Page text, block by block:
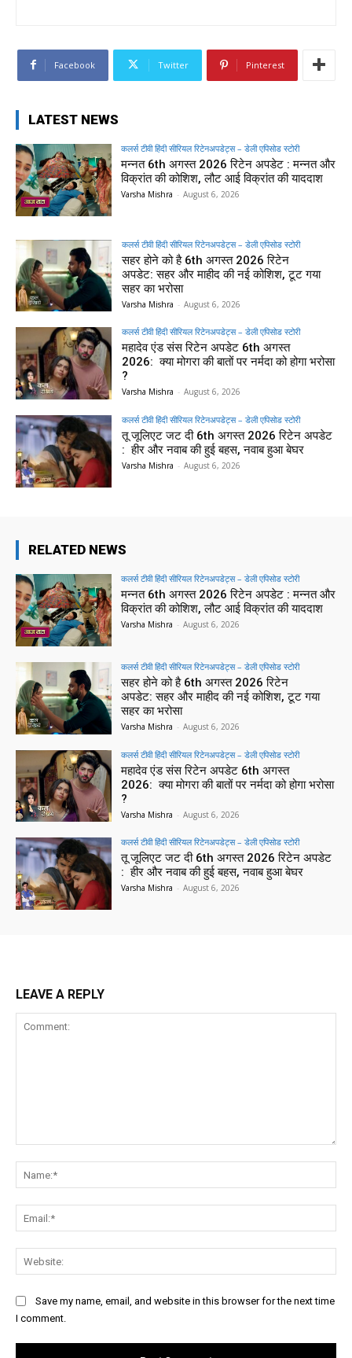
Facebook Twitter Pinterest
LATEST NEWS
कलर्स टीवी हिंदी सीरियल रिटेनअपडेट्स – डेली एपिसोड स्टोरी
मन्नत 6th अगस्त 2026 रिटेन अपडेट : मन्नत और
विक्रांत की कोशिश, लौट आई विक्रांत की याददाश
Varsha Mishra - August 6, 2026
कलर्स टीवी हिंदी सीरियल रिटेनअपडेट्स – डेली एपिसोड स्टोरी
सहर होने को है 6th अगस्त 2026 रिटेन
अपडेट: सहर और माहीद की नई कोशिश, टूट गया
सहर का भरोसा
Varsha Mishra - August 6, 2026
कलर्स टीवी हिंदी सीरियल रिटेनअपडेट्स – डेली एपिसोड स्टोरी
महादेव एंड संस रिटेन अपडेट 6th अगस्त
2026: क्या मोगरा की बातों पर नर्मदा को होगा भरोसा
?
Varsha Mishra - August 6, 2026
कलर्स टीवी हिंदी सीरियल रिटेनअपडेट्स – डेली एपिसोड स्टोरी
तू जूलिएट जट दी 6th अगस्त 2026 रिटेन अपडेट
: हीर और नवाब की हुई बहस, नवाब हुआ बेघर
Varsha Mishra - August 6, 2026
RELATED NEWS
कलर्स टीवी हिंदी सीरियल रिटेनअपडेट्स – डेली एपिसोड स्टोरी
मन्नत 6th अगस्त 2026 रिटेन अपडेट : मन्नत और
विक्रांत की कोशिश, लौट आई विक्रांत की याददाश
Varsha Mishra - August 6, 2026
कलर्स टीवी हिंदी सीरियल रिटेनअपडेट्स – डेली एपिसोड स्टोरी
सहर होने को है 6th अगस्त 2026 रिटेन
अपडेट: सहर और माहीद की नई कोशिश, टूट गया
सहर का भरोसा
Varsha Mishra - August 6, 2026
कलर्स टीवी हिंदी सीरियल रिटेनअपडेट्स – डेली एपिसोड स्टोरी
महादेव एंड संस रिटेन अपडेट 6th अगस्त
2026: क्या मोगरा की बातों पर नर्मदा को होगा भरोसा
?
Varsha Mishra - August 6, 2026
कलर्स टीवी हिंदी सीरियल रिटेनअपडेट्स – डेली एपिसोड स्टोरी
तू जूलिएट जट दी 6th अगस्त 2026 रिटेन अपडेट
: हीर और नवाब की हुई बहस, नवाब हुआ बेघर
Varsha Mishra - August 6, 2026
LEAVE A REPLY
Save my name, email, and website in this browser for the next time
I comment.